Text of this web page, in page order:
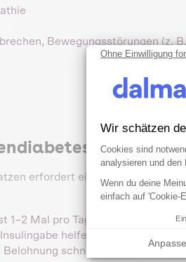
Bewegungsstörungen (z.
erfordert eine konsequente
1–2 Mal pro Tag)
helfen, einen Rhythmus
schnell an die
Ohne Einwilligung
Wir schätzen
Cookies sind
analysieren und den
Wenn du deine
einfach auf 'Cookie-